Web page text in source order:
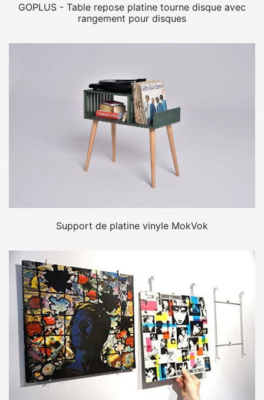
GOPLUS - Table repose platine tourne disque avec
rangement pour disques
Support de platine vinyle MokVok